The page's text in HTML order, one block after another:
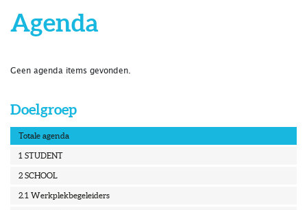
Agenda
Geen agenda items gevonden.
Doelgroep
Totale agenda
1 STUDENT
2 SCHOOL
2.1 Werkplekbegeleiders